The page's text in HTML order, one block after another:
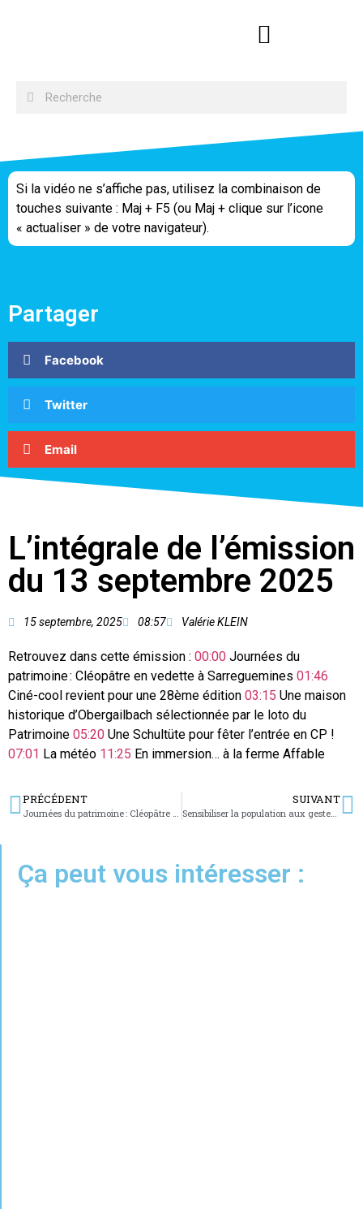
Si la vidéo ne s’affiche pas, utilisez la combinaison de
touches suivante : Maj + F5 (ou Maj + clique sur l’icone
« actualiser » de votre navigateur).
Partager
Facebook
Twitter
Email
L’intégrale de l’émission
du 13 septembre 2025
15 septembre, 2025 08:57 Valérie KLEIN
Retrouvez dans cette émission : 00:00 Journées du
patrimoine : Cléopâtre en vedette à Sarreguemines 01:46
Ciné-cool revient pour une 28ème édition 03:15 Une maison
historique d’Obergailbach sélectionnée par le loto du
Patrimoine 05:20 Une Schultüte pour fêter l’entrée en CP !
07:01 La météo 11:25 En immersion… à la ferme Affable
PRÉCÉDENT
Journées du patrimoine : Cléopâtre en vedette à Sarreguemines
SUIVANT
Sensibiliser la population aux gestes de premiers secours
Ça peut vous intéresser :